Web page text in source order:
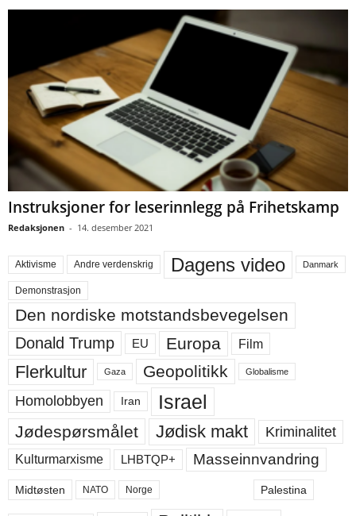
Instruksjoner for leserinnlegg på Frihetskamp
Redaksjonen - 14. desember 2021
Aktivisme Andre verdenskrig Dagens video Danmark
Demonstrasjon
Den nordiske motstandsbevegelsen
Donald Trump EU Europa Film
Flerkultur Gaza Geopolitikk Globalisme
Homolobbyen Iran Israel
Jødespørsmålet Jødisk makt Kriminalitet
Kulturmarxisme LHBTQP+ Masseinnvandring
Midtøsten NATO Norge Palestina